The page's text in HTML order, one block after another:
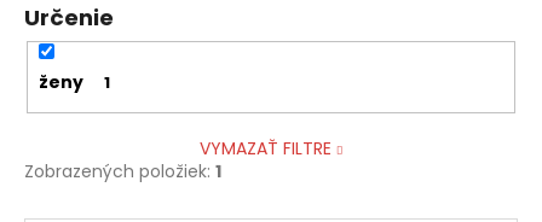
Určenie
ženy 1
VYMAZAŤ FILTRE
Zobrazených položiek: 1